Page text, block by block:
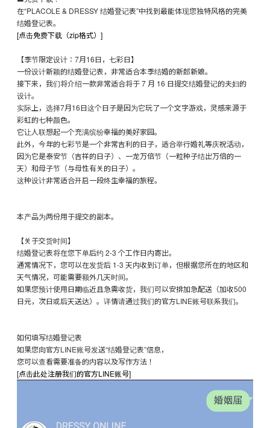
在“PLACOLE & DRESSY 结婚登记表”中找到最能体现您独特风格的完美
结婚登记表。
[点击免费下载（zip格式）]
【季节限定设计：7月16日，七彩日】
一份设计新颖的结婚登记表，非常适合本季结婚的新郎新娘。
接下来，我们将介绍一款非常适合将于 7 月 16 日提交结婚登记的夫妇的
设计。
实际上，选择7月16日这个日子是因为它玩了一个文字游戏，灵感来源于
彩虹的七种颜色。
它让人联想起一个充满缤纷幸福的美好家园。
此外，今年的七彩节是一个非常吉利的日子，适合举行婚礼等庆祝活动，
因为它是泰安节（吉祥的日子）、一龙万倍节（一粒种子结出万倍的一
天）和母子节（与母性有关的日子）。
这种设计非常适合开启一段终生幸福的旅程。
本产品为两份用于提交的副本。
【关于交货时间】
结婚登记表将在您下单后约 2-3 个工作日内寄出。
通常情况下，您可以在发货后 1-3 天内收到订单，但根据您所在的地区和
天气情况，可能需要额外几天时间。
如果您预计使用日期临近且急需收货，我们可以安排加急配送（加收500
日元，次日或后天送达）。详情请通过我们的官方LINE账号联系我们。
如何填写结婚登记表
如果您向官方LINE账号发送“结婚登记表”信息，
您可以查看需要准备的内容以及写作方法！
[点击此处注册我们的官方LINE账号]